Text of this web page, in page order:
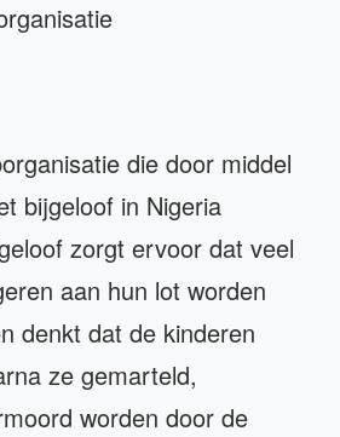
die door middel
bijgeloof in Nigeria
zorgt ervoor dat veel
aan hun lot worden
denkt dat de kinderen
ze gemarteld,
worden door de